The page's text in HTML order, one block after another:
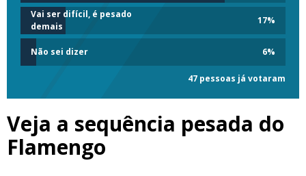
Vai ser difícil, é pesado
demais
17%
Não sei dizer 6%
47 pessoas já votaram
Veja a sequência pesada do
Flamengo